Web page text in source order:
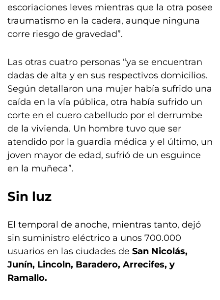
escoriaciones leves mientras que la otra posee
traumatismo en la cadera, aunque ninguna
corre riesgo de gravedad”.
Las otras cuatro personas “ya se encuentran
dadas de alta y en sus respectivos domicilios.
Según detallaron una mujer había sufrido una
caída en la vía pública, otra había sufrido un
corte en el cuero cabelludo por el derrumbe
de la vivienda. Un hombre tuvo que ser
atendido por la guardia médica y el último, un
joven mayor de edad, sufrió de un esguince
en la muñeca”.
Sin luz
El temporal de anoche, mientras tanto, dejó
sin suministro eléctrico a unos 700.000
usuarios en las ciudades de San Nicolás,
Junín, Lincoln, Baradero, Arrecifes, y
Ramallo.